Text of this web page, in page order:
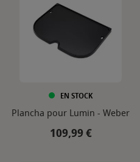
EN STOCK
Plancha pour Lumin - Weber
Prix
109,99 €